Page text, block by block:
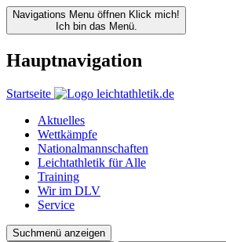
Navigations Menu öffnen Klick mich!
Ich bin das Menü.
Hauptnavigation
Startseite
Aktuelles
Wettkämpfe
Nationalmannschaften
Leichtathletik für Alle
Training
Wir im DLV
Service
Suchmenü anzeigen